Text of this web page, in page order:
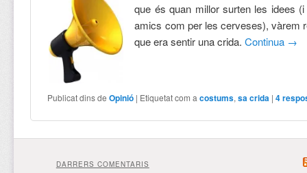
que és quan millor surten les idees
amics com per les cerveses), vàrem
que era sentir una crida.Continua →
Publicat dins de Opinió | Etiquetat com a costums,sa crida |4
DARRERS COMENTARIS